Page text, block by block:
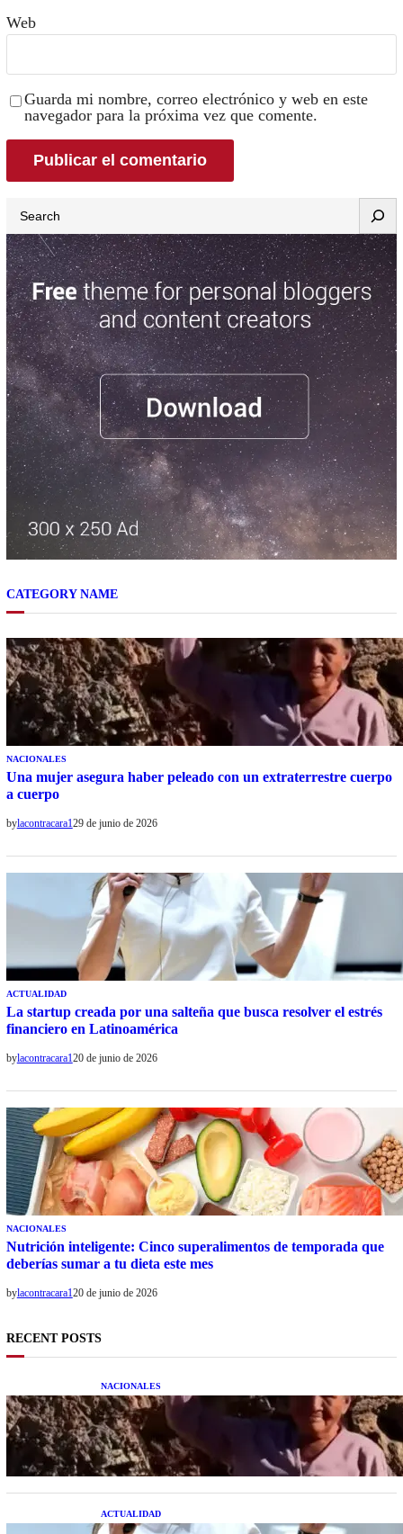
Web
Guarda mi nombre, correo electrónico y web en este
navegador para la próxima vez que comente.
CATEGORY NAME
NACIONALES
Una mujer asegura haber peleado con un extraterrestre cuerpo
a cuerpo
bylacontracara129 de junio de 2026
ACTUALIDAD
La startup creada por una salteña que busca resolver el estrés
financiero en Latinoamérica
bylacontracara120 de junio de 2026
NACIONALES
Nutrición inteligente: Cinco superalimentos de temporada que
deberías sumar a tu dieta este mes
bylacontracara120 de junio de 2026
RECENT POSTS
NACIONALES
Una mujer asegura haber peleado con un
extraterrestre cuerpo a cuerpo
ACTUALIDAD